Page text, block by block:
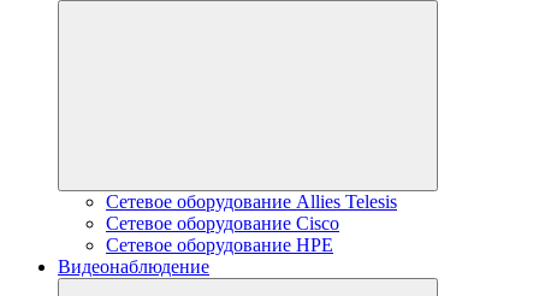
Сетевое оборудование Allies Telesis
Сетевое оборудование Cisco
Сетевое оборудование HPE
Видеонаблюдение